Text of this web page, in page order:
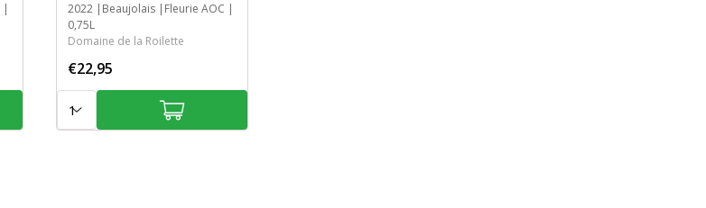
Jaar
2022
StreekBeaujolais
Streek Fleurie AOC
Inhoud
0,75L
Domaine de la Roilette
€22,95